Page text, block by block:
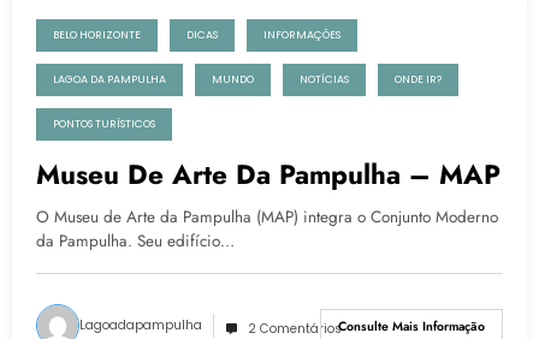
29 de abril de 2018
BELO HORIZONTE DICAS INFORMAÇÕES
LAGOA DA PAMPULHA MUNDO NOTÍCIAS ONDE IR?
PONTOS TURÍSTICOS
Museu De Arte Da Pampulha – MAP
O Museu de Arte da Pampulha (MAP) integra o Conjunto Moderno
da Pampulha. Seu edifício…
Lagoadapampulha 2 ComentáriosConsulte Mais Informação